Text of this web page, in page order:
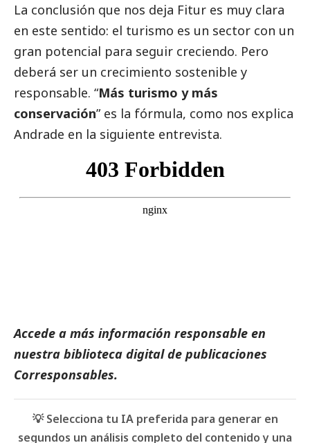
La conclusión que nos deja Fitur es muy clara
en este sentido: el turismo es un sector con un
gran potencial para seguir creciendo. Pero
deberá ser un crecimiento sostenible y
responsable. “Más turismo y más
conservación” es la fórmula, como nos explica
Andrade en la siguiente entrevista.
Accede a más información responsable en
nuestra biblioteca digital de publicaciones
Corresponsables.
💡 Selecciona tu IA preferida para generar en
segundos un análisis completo del contenido y una